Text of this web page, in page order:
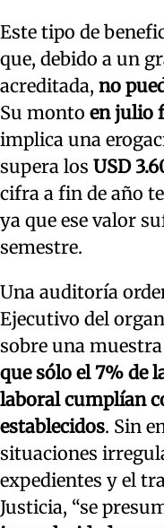
Este tipo de
que, debido a un
acreditada, no
Su monto en julio
implica una
supera los USD
cifra a fin de año
ya que ese valor
semestre.
Una auditoría
Ejecutivo del
sobre una
que sólo el 7% de
laboral cumplían
establecidos. Sin
situaciones
expedientes y el
Justicia, “se